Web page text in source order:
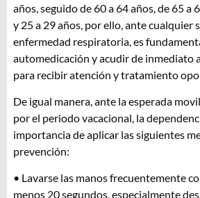
años, seguido de 60 a 64 años, de 65 a
y 25 a 29 años, por ello, ante cualquier
enfermedad respiratoria, es
automedicación y acudir de inmediato
para recibir atención y tratamiento
De igual manera, ante la esperada
por el periodo vacacional, la
importancia de aplicar las siguientes
prevención:
• Lavarse las manos frecuentemente
menos 20 segundos, especialmente